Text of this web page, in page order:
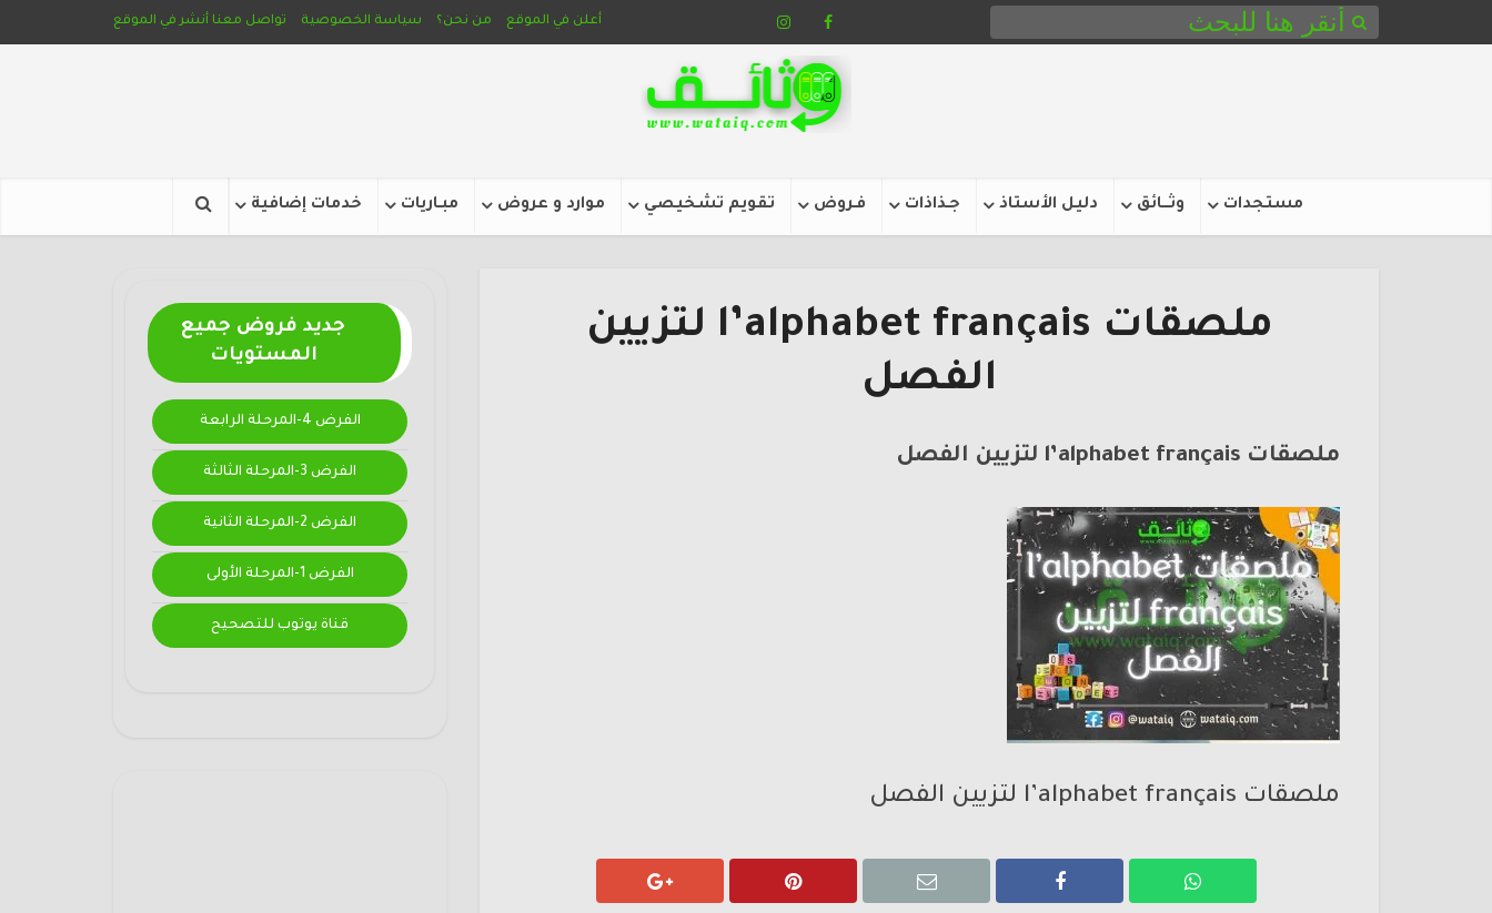
أعلن في الموقع من نحن؟ سياسة الخصوصية تواصل معنا أنشر في الموقع
مستجدات وثـــائق دليل الأستاذ جـذاذات فـروض تقويم تشخيصي موارد و عروض مبـاريات خدمات إضافية
جديد فروض جميع
المستويات
الفرض 4-المرحلة الرابعة
الفرض 3-المرحلة الثالثة
الفرض 2-المرحلة الثانية
الفرض 1-المرحلة الأولى
قناة يوتوب للتصحيح
ملصقات l’alphabet français لتزيين
الفصل
ملصقات l’alphabet français لتزيين الفصل
ملصقات l’alphabet français لتزيين الفصل